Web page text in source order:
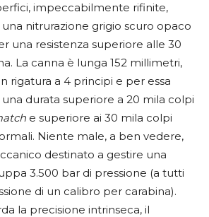
impeccabilmente rifinite,
nitrurazione grigio scuro opaco
una resistenza superiore alle 30
La canna è lunga 152 millimetri,
rigatura a 4 principi e per essa
una durata superiore a 20 mila colpi
e superiore ai 30 mila colpi
Niente male, a ben vedere,
destinato a gestire una
3.500 bar di pressione (a tutti
di un calibro per carabina).
la precisione intrinseca, il